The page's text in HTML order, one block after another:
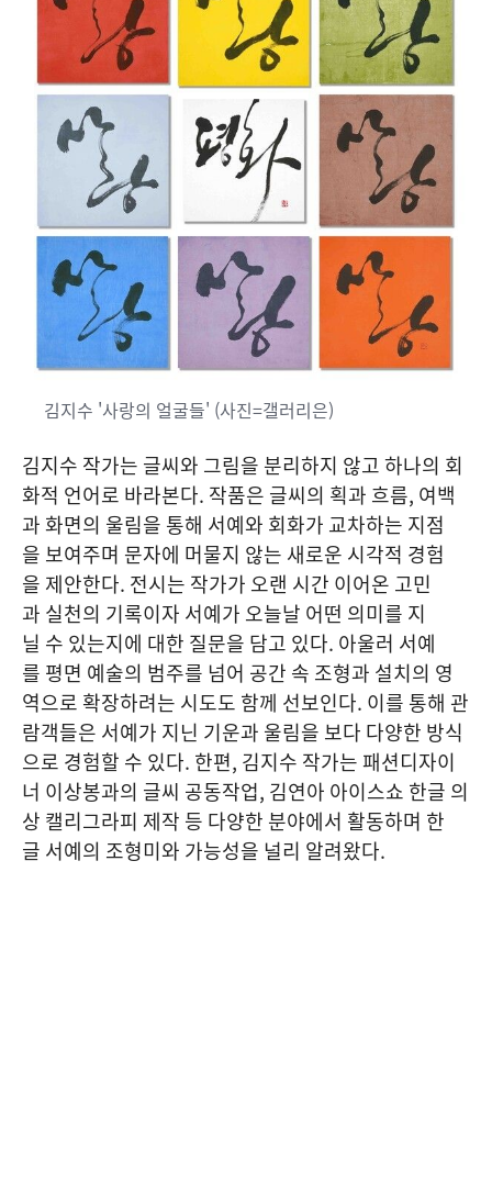
김지수 '사랑의 얼굴들' (사진=갤러리은)
김지수 작가는 글씨와 그림을 분리하지 않고 하나의 회
화적 언어로 바라본다. 작품은 글씨의 획과 흐름, 여백
과 화면의 울림을 통해 서예와 회화가 교차하는 지점
을 보여주며 문자에 머물지 않는 새로운 시각적 경험
을 제안한다. 전시는 작가가 오랜 시간 이어온 고민
과 실천의 기록이자 서예가 오늘날 어떤 의미를 지
닐 수 있는지에 대한 질문을 담고 있다. 아울러 서예
를 평면 예술의 범주를 넘어 공간 속 조형과 설치의 영
역으로 확장하려는 시도도 함께 선보인다. 이를 통해 관
람객들은 서예가 지닌 기운과 울림을 보다 다양한 방식
으로 경험할 수 있다. 한편, 김지수 작가는 패션디자이
너 이상봉과의 글씨 공동작업, 김연아 아이스쇼 한글 의
상 캘리그라피 제작 등 다양한 분야에서 활동하며 한
글 서예의 조형미와 가능성을 널리 알려왔다.